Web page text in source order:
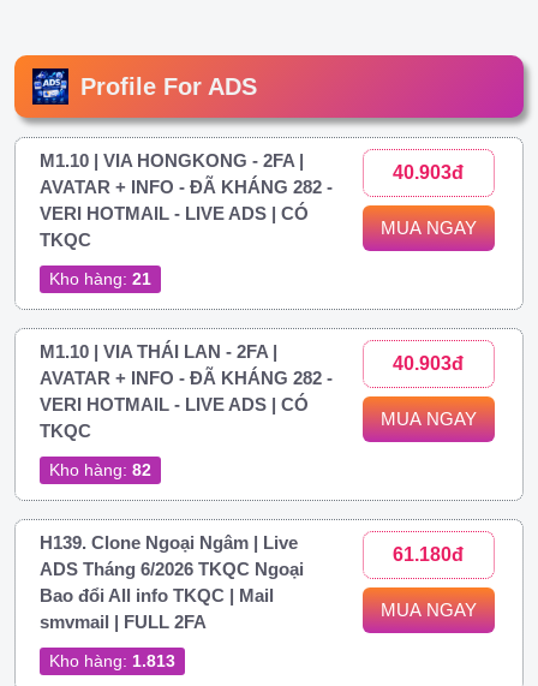
Profile For ADS
M1.10 | VIA HONGKONG - 2FA |
AVATAR + INFO - ĐÃ KHÁNG 282 -
VERI HOTMAIL - LIVE ADS | CÓ
TKQC
Kho hàng: 21
40.903đ
MUA NGAY
M1.10 | VIA THÁI LAN - 2FA |
AVATAR + INFO - ĐÃ KHÁNG 282 -
VERI HOTMAIL - LIVE ADS | CÓ
TKQC
Kho hàng: 82
40.903đ
MUA NGAY
H139. Clone Ngoại Ngâm | Live
ADS Tháng 6/2026 TKQC Ngoại
Bao đổi All info TKQC | Mail
smvmail | FULL 2FA
Kho hàng: 1.813
61.180đ
MUA NGAY